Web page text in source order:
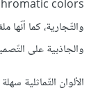
والتّجارية، كما أنّها
والجاذبية على
الألوان التّماثلية